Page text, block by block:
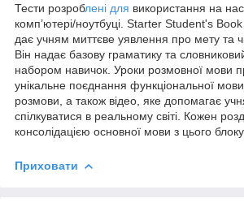
Тести розроблені для використання на
комп’ютері/ноутбуці. Starter Student's
дає учням миттєве уявлення про мету та
Він надає базову граматику та
набором навичок. Уроки розмовної мови
унікальне поєднання функціональної
розмови, а також відео, яке допомагає
спілкуватися в реальному світі. Кожен
консолідацією основної мови з цього блоку.
Приховати